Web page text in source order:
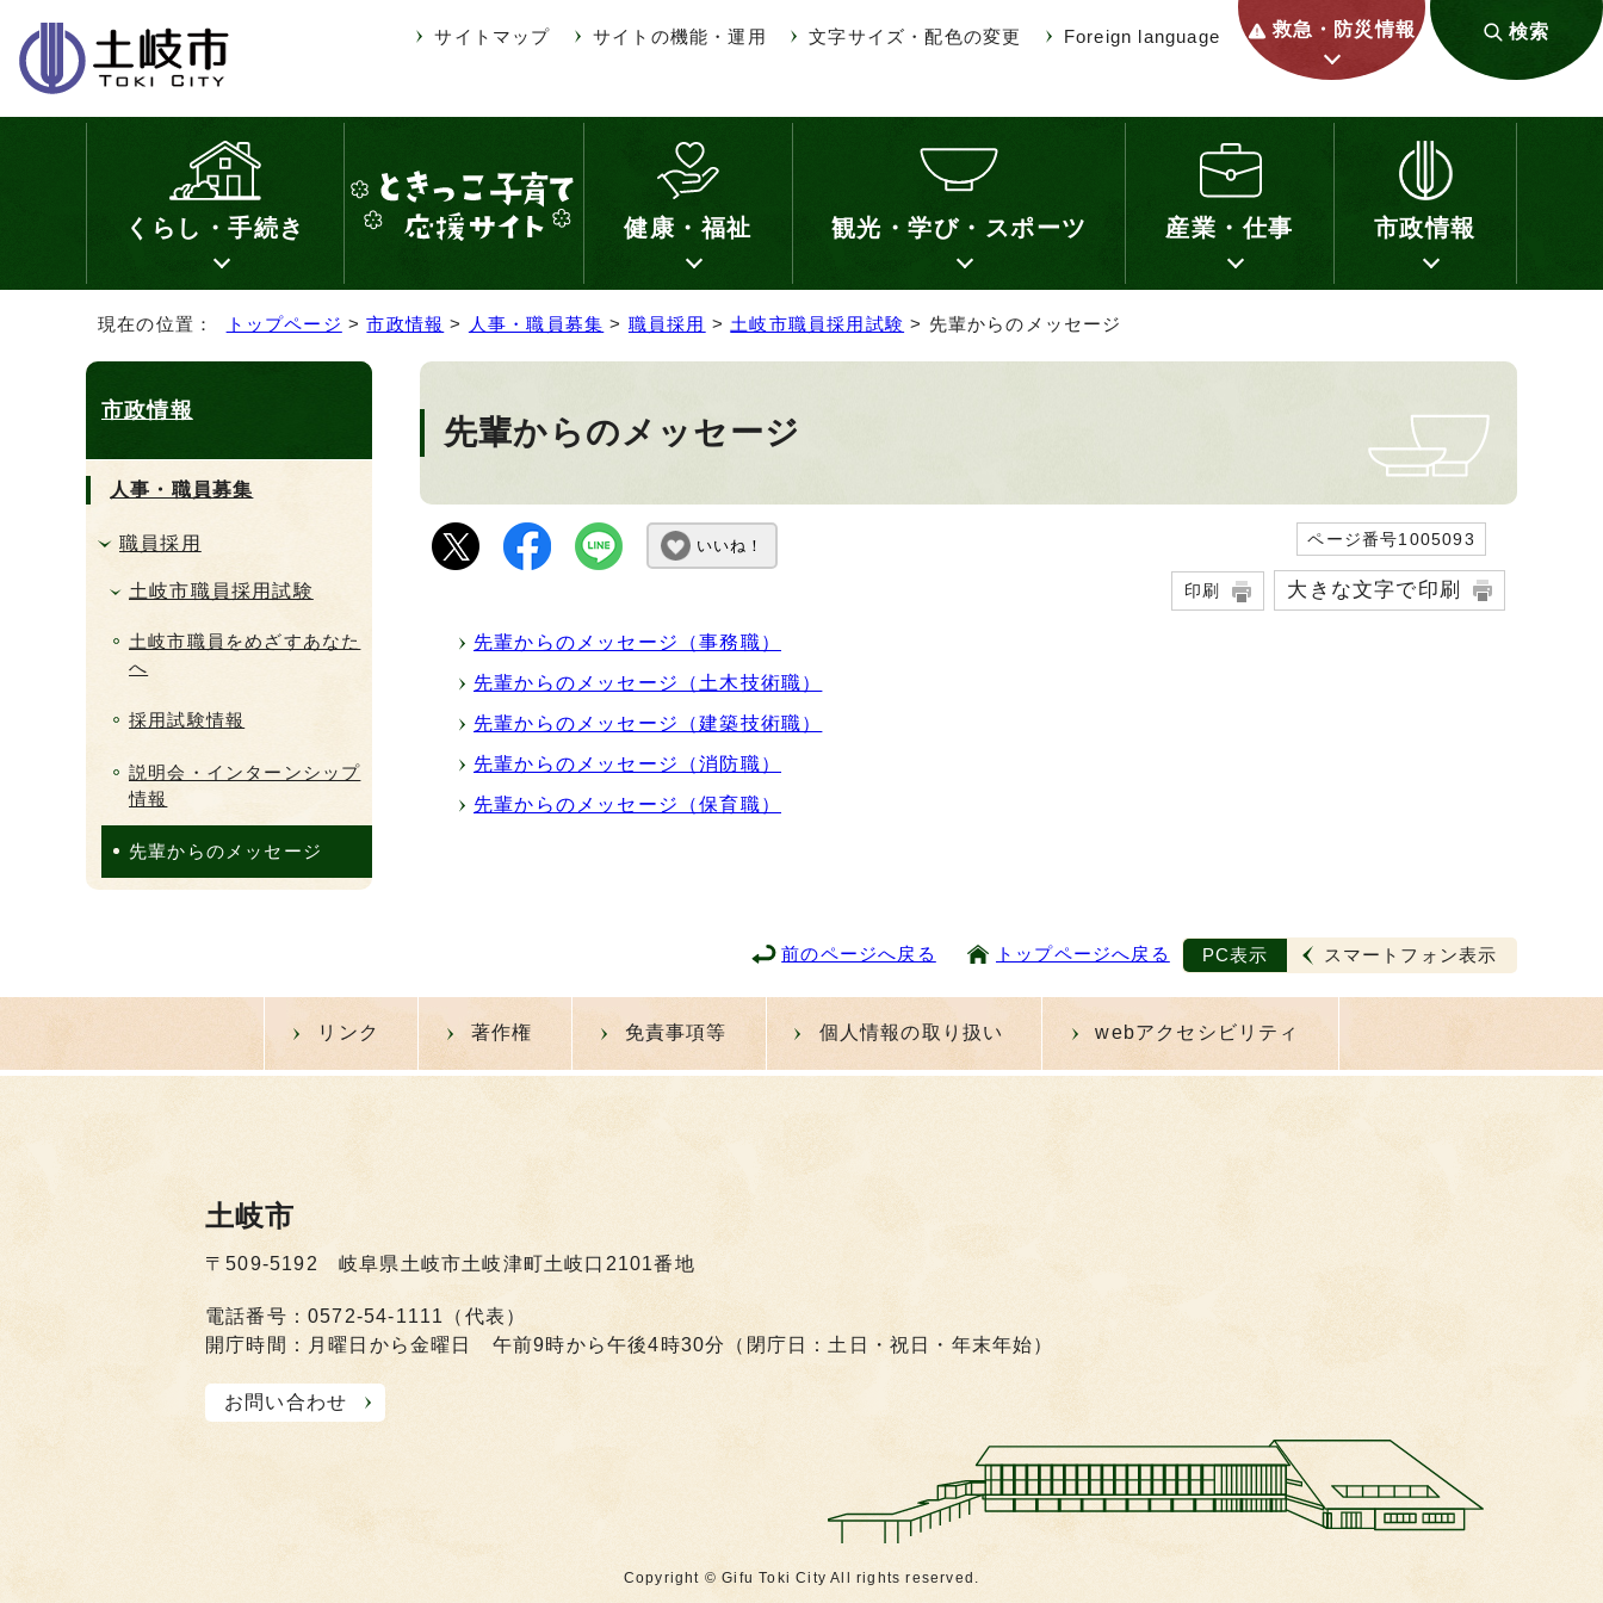
サイトマップ サイトの機能・運用 文字サイズ・配色の変更 Foreign language 救急・防災情報 検索
くらし・手続き 健康・福祉 観光・学び・スポーツ 産業・仕事 市政情報
現在の位置： トップページ >市政情報 > 人事・職員募集 > 職員採用 > 土岐市職員採用試験 > 先輩からのメッセージ
先輩からのメッセージ
いいね！ ページ番号1005093
印刷 大きな文字で印刷
先輩からのメッセージ（事務職）
先輩からのメッセージ（土木技術職）
先輩からのメッセージ（建築技術職）
先輩からのメッセージ（消防職）
先輩からのメッセージ（保育職）
市政情報
人事・職員募集
職員採用
土岐市職員採用試験
土岐市職員をめざすあなた
へ
採用試験情報
説明会・インターンシップ
情報
先輩からのメッセージ
前のページへ戻る トップページへ戻る PC表示 スマートフォン表示
リンク 著作権 免責事項等 個人情報の取り扱い webアクセシビリティ
土岐市
〒509-5192 岐阜県土岐市土岐津町土岐口2101番地
電話番号：0572-54-1111（代表）
開庁時間：月曜日から金曜日 午前9時から午後4時30分（閉庁日：土日・祝日・年末年始）
お問い合わせ
Copyright © Gifu Toki City All rights reserved.